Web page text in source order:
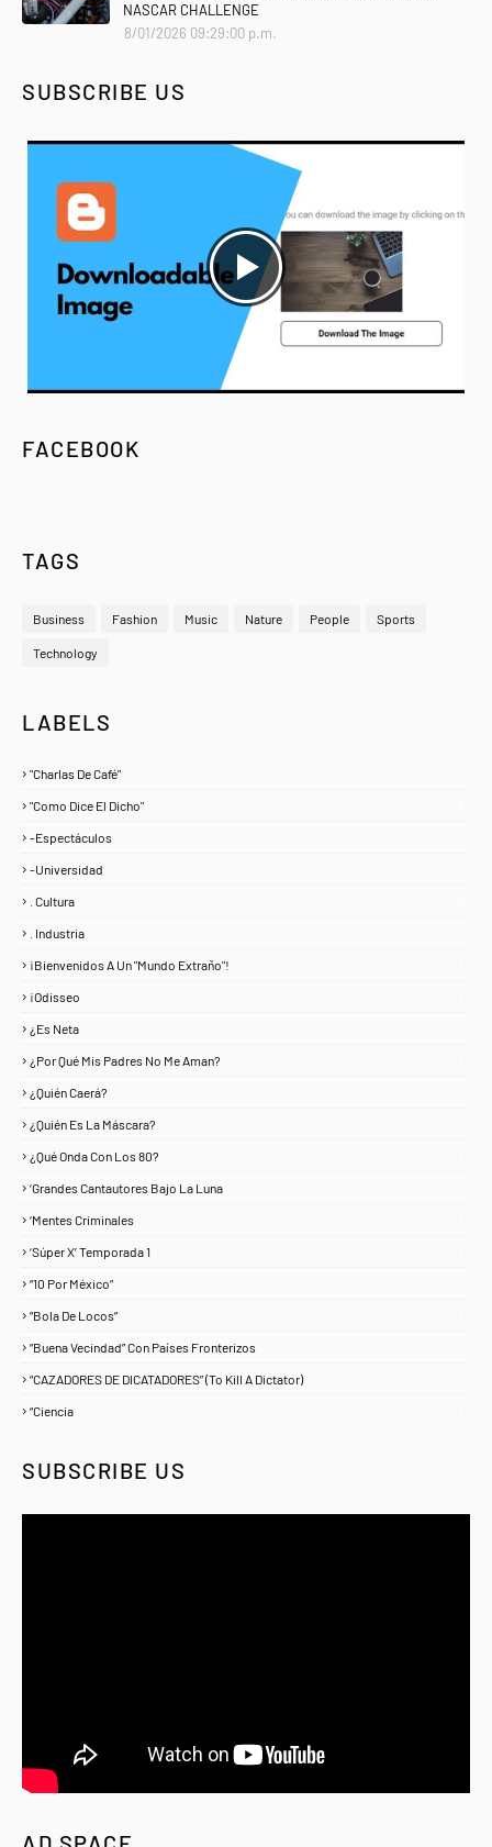
NASCAR CHALLENGE
8/01/2026 09:29:00 p.m.
SUBSCRIBE US
FACEBOOK
TAGS
Business Fashion Music Nature People Sports
Technology
LABELS
"Charlas De Café"
"Como Dice El Dicho"
-Espectáculos
-Universidad
. Cultura
. Industria
¡Bienvenidos A Un "Mundo Extraño"!
¡Odisseo
¿Es Neta
¿Por Qué Mis Padres No Me Aman?
¿Quién Caerá?
¿Quién Es La Máscara?
¿Qué Onda Con Los 80?
‘Grandes Cantautores Bajo La Luna
‘Mentes Criminales
‘Súper X’ Temporada 1
“10 Por México”
“Bola De Locos”
“Buena Vecindad” Con Países Fronterizos
“CAZADORES DE DICATADORES” (To Kill A Dictator)
“Ciencia
SUBSCRIBE US